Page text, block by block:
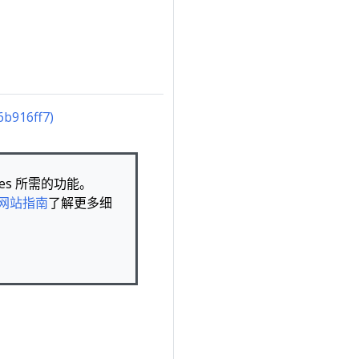
所需的功能。
站指南了解更多细